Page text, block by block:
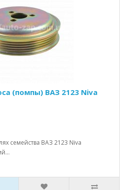
(помпы) ВАЗ 2123 Niva
семейства ВАЗ 2123 Niva